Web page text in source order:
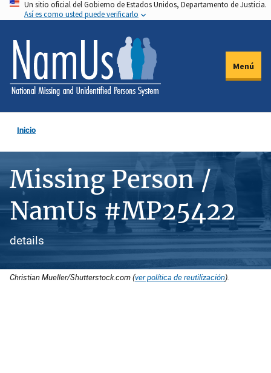
Pasar
al
contenido
principal
Un sitio oficial del Gobierno de Estados Unidos, Departamento de Justicia.
Así es como usted puede verificarlo
Menú
Inicio
Missing Person /
NamUs #MP25422
details
Christian Mueller/Shutterstock.com (ver política de reutilización).